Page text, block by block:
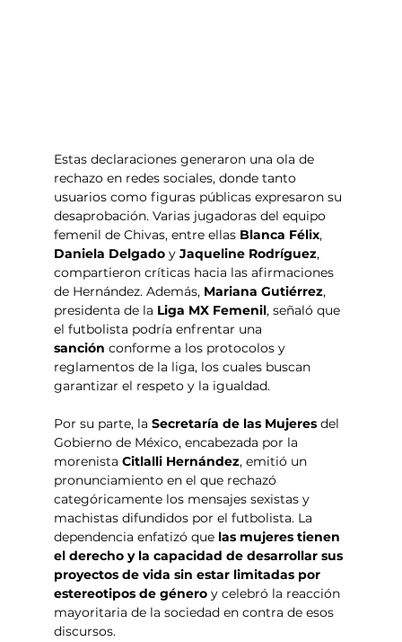
Estas declaraciones generaron una ola de
rechazo en redes sociales, donde tanto
usuarios como figuras públicas expresaron su
desaprobación. Varias jugadoras del equipo
femenil de Chivas, entre ellas Blanca Félix,
Daniela Delgado y Jaqueline Rodríguez,
compartieron críticas hacia las afirmaciones
de Hernández. Además, Mariana Gutiérrez,
presidenta de la Liga MX Femenil, señaló que
el futbolista podría enfrentar una
sanción conforme a los protocolos y
reglamentos de la liga, los cuales buscan
garantizar el respeto y la igualdad.
Por su parte, la Secretaría de las Mujeres del
Gobierno de México, encabezada por la
morenista Citlalli Hernández, emitió un
pronunciamiento en el que rechazó
categóricamente los mensajes sexistas y
machistas difundidos por el futbolista. La
dependencia enfatizó que las mujeres tienen
el derecho y la capacidad de desarrollar sus
proyectos de vida sin estar limitadas por
estereotipos de género y celebró la reacción
mayoritaria de la sociedad en contra de esos
discursos.